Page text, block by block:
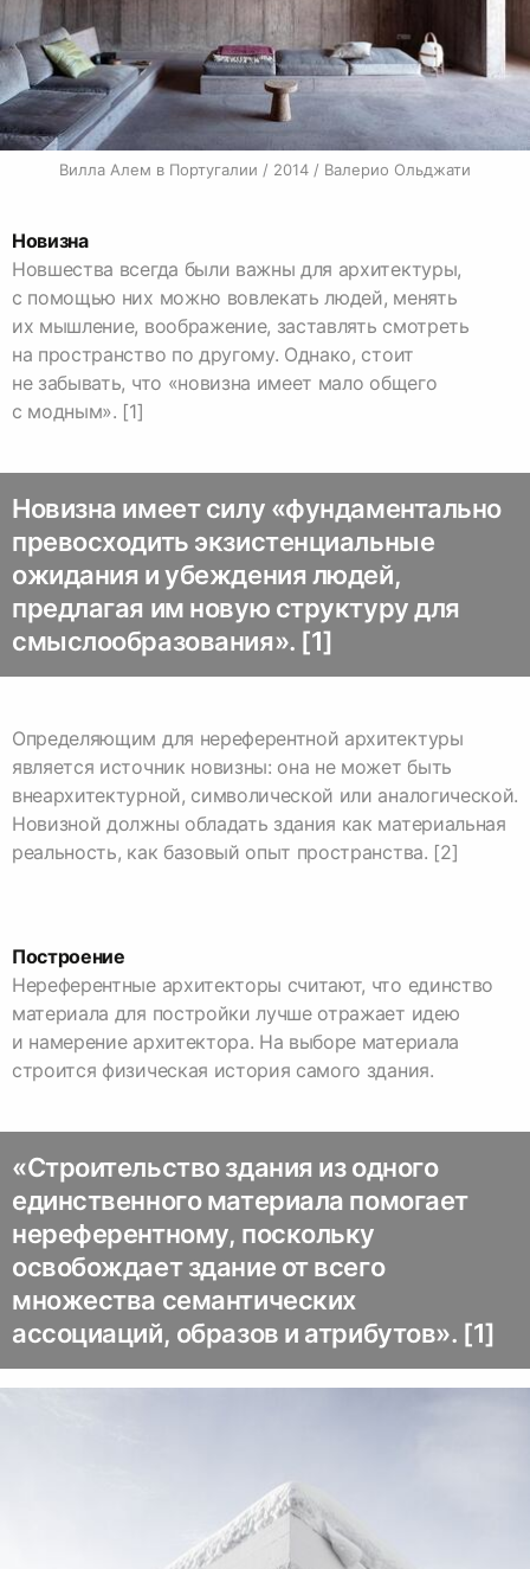
Вилла Алем в Португалии / 2014 / Валерио Ольджати
Новизна
Новшества всегда были важны для архитектуры,
с помощью них можно вовлекать людей, менять
их мышление, воображение, заставлять смотреть
на пространство по другому. Однако, стоит
не забывать, что «новизна имеет мало общего
Новизна имеет силу «фундаментально
превосходить экзистенциальные
ожидания и убеждения людей,
предлагая им новую структуру для
смыслообразования». [1]
Определяющим для нереферентной архитектуры
является источник новизны: она не может быть
внеархитектурной, символической или аналогической.
Новизной должны обладать здания как материальная
реальность, как базовый опыт пространства. [2]
Построение
Нереферентные архитекторы считают, что единство
материала для постройки лучше отражает идею
и намерение архитектора. На выборе материала
строится физическая история самого здания.
«Строительство здания из одного
единственного материала помогает
нереферентному, поскольку
освобождает здание от всего
множества семантических
ассоциаций, образов и атрибутов». [1]